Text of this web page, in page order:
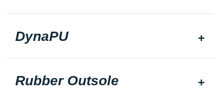
DynaPU
Rubber Outsole